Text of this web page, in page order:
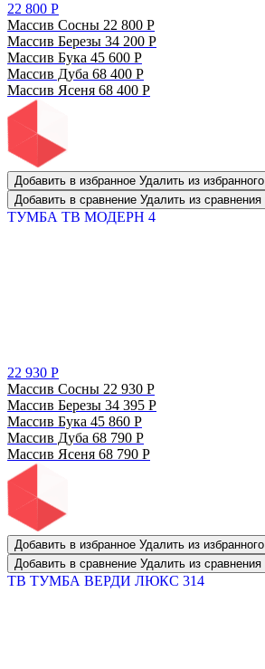
22 800 Р
Массив Сосны 22 800 Р
Массив Березы 34 200 Р
Массив Бука 45 600 Р
Массив Дуба 68 400 Р
Массив Ясеня 68 400 Р
Добавить в избранное Удалить из избранного
Добавить в сравнение Удалить из сравнения
ТУМБА ТВ МОДЕРН 4
22 930 Р
Массив Сосны 22 930 Р
Массив Березы 34 395 Р
Массив Бука 45 860 Р
Массив Дуба 68 790 Р
Массив Ясеня 68 790 Р
Добавить в избранное Удалить из избранного
Добавить в сравнение Удалить из сравнения
ТВ ТУМБА ВЕРДИ ЛЮКС 314